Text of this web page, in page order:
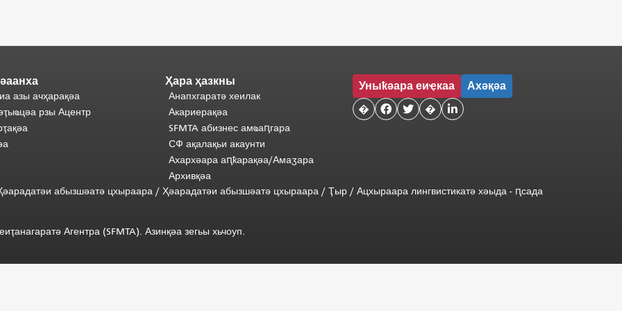
азы ачҳарақәа
рзы Ацентр
Ҳара ҳазкны
Анапхгаратә хеилак
Акариерақәа
SFMTA абизнес амҩаԥгара
СФ ақалақьи акаунти
Ахархәара аԥҟарақәа/Амаӡара
Архивқәа
Уныҟәара еиҿкаа Ахәқәа
�   � 
абызшәатә цхыраара / Ҳәарадатәи абызшәатә цхыраара / Ҭыр / Ацхыраара лингвистикатә хәыда - ԥсада
Агентра (SFMTA). Азинқәа зегьы хьчоуп.